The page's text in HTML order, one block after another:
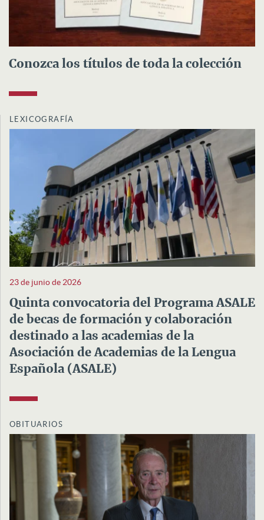
Conozca los títulos de toda la colección
LEXICOGRAFÍA
23 de junio de 2026
Quinta convocatoria del Programa ASALE
de becas de formación y colaboración
destinado a las academias de la
Asociación de Academias de la Lengua
Española (ASALE)
OBITUARIOS